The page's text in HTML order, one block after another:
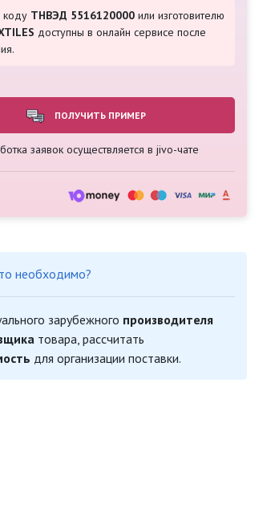
ТНВЭД 5516120000или изготовителю
доступны в онлайн сервисе после
ПОЛУЧИТЬ ПРИМЕР
заявок осуществляется в jivo-чате
необходимо?
зарубежного производителя
товара, рассчитать
для организации поставки.